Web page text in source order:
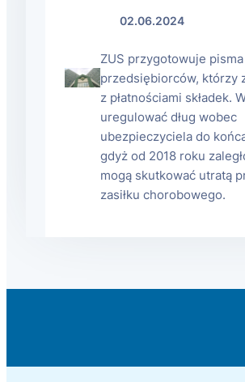
02.06.2024
ZUS przygotowuje
przedsiębiorców, którzy
z płatnościami składek.
uregulować dług wobec
ubezpieczyciela do
gdyż od 2018 roku
mogą skutkować utratą
zasiłku chorobowego.